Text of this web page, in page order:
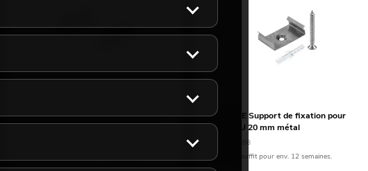
EUROLITE Embouts pour profil en U
20 mm argent
EUROLITE Support de fixation pour
profil en U 20 mm métal
No. 51210868
Le stock suffit pour env. 12 semaines.